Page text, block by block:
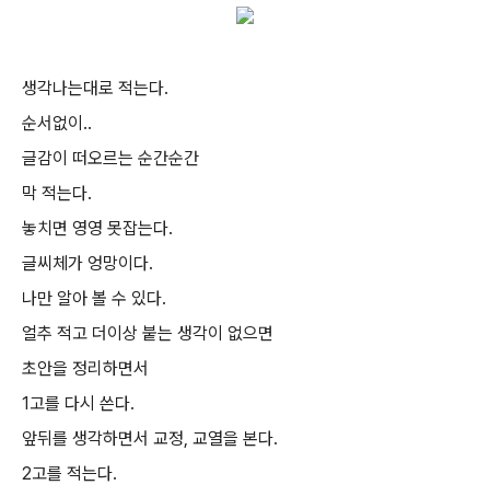
생각나는대로 적는다.
순서없이..
글감이 떠오르는 순간순간
막 적는다.
놓치면 영영 못잡는다.
글씨체가 엉망이다.
나만 알아 볼 수 있다.
얼추 적고 더이상 붙는 생각이 없으면
초안을 정리하면서
1고를 다시 쓴다.
앞뒤를 생각하면서 교정, 교열을 본다.
2고를 적는다.